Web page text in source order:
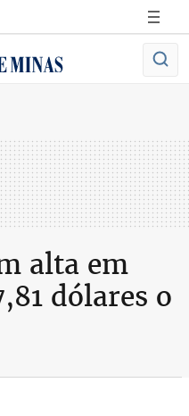
alta em
dólares o